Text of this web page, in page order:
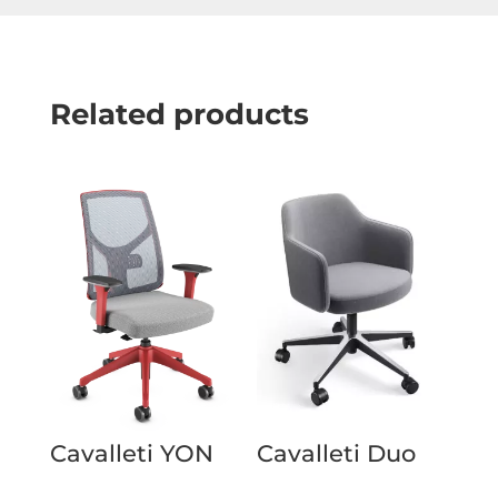
Related products
Cavalleti YON Cavalleti Duo